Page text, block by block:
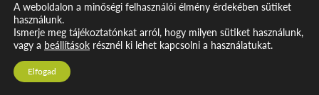
nyilatkozat
Impresszum
Kapcsolat
A weboldalon a minőségi felhasználói élmény érdekében sütiket
használunk.
Ismerje meg tájékoztatónkat arról, hogy milyen sütiket használunk,
vagy a beállítások résznél ki lehet kapcsolni a használatukat.
Elfogad